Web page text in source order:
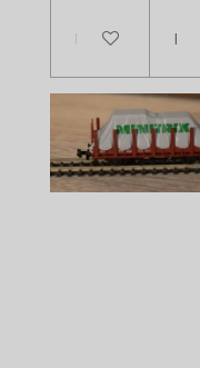
In den In